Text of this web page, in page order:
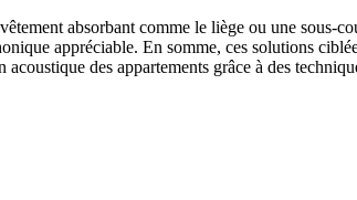
absorbant comme le liège ou une sous-
appréciable. En somme, ces solutions
des appartements grâce à des